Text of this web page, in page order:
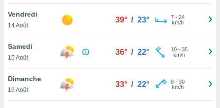
en
de
Vendredi
14 Août
39° / 23° 7- 24
km/h
Samedi
15 Août
36° / 22° 10- 35
km/h
Dimanche
16 Août
33° / 22° 8- 30
km/h